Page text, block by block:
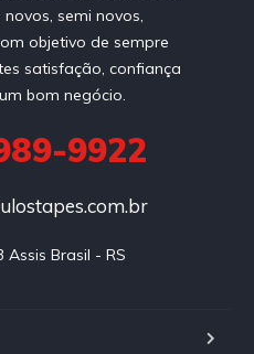
semi novos,
objetivo de sempre
satisfação, confiança
bom negócio.
9922
Assis Brasil - RS